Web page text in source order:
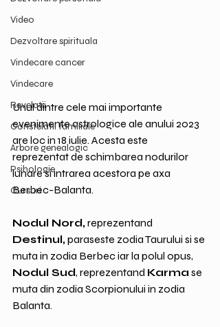
Video
Dezvoltare spirituala
Vindecare cancer
Vindecare
Revelatii
Constelatii familiale
Arbore genealogic
Psihologie
Cursuri
Unul dintre cele mai importante
evenimente astrologice ale anului 2023
are loc in 18 iulie. Acesta este
reprezentat de schimbarea nodurilor
lunare si intrarea acestora pe axa
Berbec-Balanta.
Nodul Nord, reprezentand
Destinul, paraseste zodia Taurului si se
muta in zodia Berbec iar la polul opus,
Nodul Sud, reprezentand Karma se
muta din zodia Scorpionului in zodia
Balanta.